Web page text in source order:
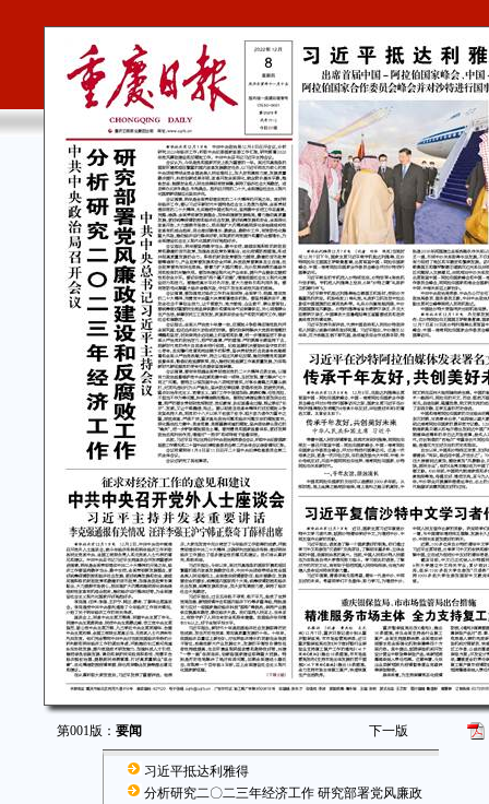
第001版： 要闻 下一版
习近平抵达利雅得
分析研究二〇二三年经济工作 研究部署党风廉政